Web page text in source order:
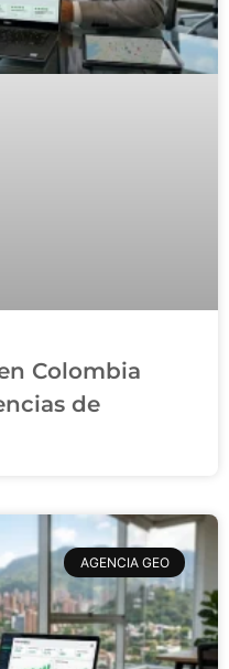
Colombia
de
AGENCIA GEO